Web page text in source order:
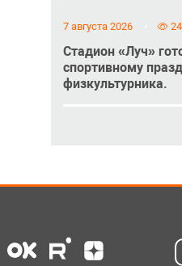
7 августа 2026
Стадион «Луч»
спортивному
физкультурника.